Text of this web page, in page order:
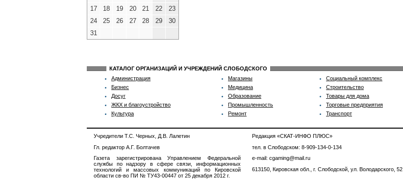
17
18 19 20 21 22
23
24
25 26 27 28 29
30
31
КАТАЛОГ ОРГАНИЗАЦИЙ И УЧРЕЖДЕНИЙ СЛОБОДСКОГО
Администрация
Бизнес
Досуг
ЖКХ и благоустройство
Культура
Магазины
Медицина
Образование
Промышленность
Ремонт
Социальный комплекс
Строительство
Товары для дома
Торговые предприятия
Транспорт
Учредители Т.С. Черных, Д.В. Лалетин
Гл. редактор А.Г. Болтачев
Газета зарегистрирована Управлением Федеральной
службы по надзору в сфере связи, информационных
технологий и массовых коммуникаций по Кировской
области св-во ПИ № ТУ43-00447 от 25 декабря 2012 г.
Редакция «СКАТ-ИНФО ПЛЮС»
тел. в Слободском: 8-909-134-0-134
e-mail: cgaming@mail.ru
613150, Кировская обл., г. Слободской, ул. Володарского, 52